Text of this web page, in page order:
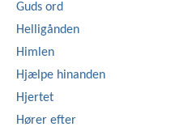
Guds ord
Helligånden
Himlen
Hjælpe hinanden
Hjertet
Hører efter